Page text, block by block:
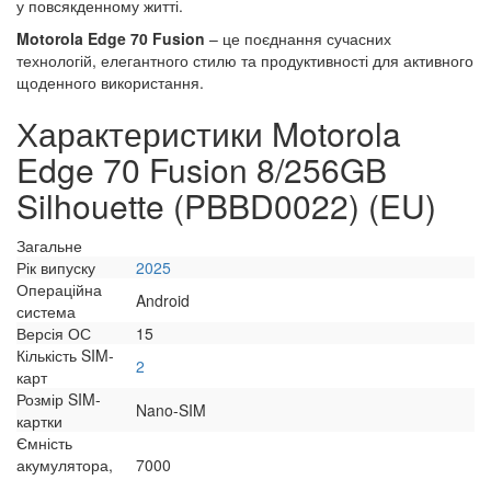
у повсякденному житті.
Motorola Edge 70 Fusion – це поєднання сучасних
технологій, елегантного стилю та продуктивності для активного
щоденного використання.
Характеристики Motorola
Edge 70 Fusion 8/256GB
Silhouette (PBBD0022) (EU)
Загальне
Рік випуску
2025
Операційна
система
Android
Версія ОС
15
Кількість SIM-
карт
2
Розмір SIM-
картки
Nano-SIM
Ємність
акумулятора,
7000